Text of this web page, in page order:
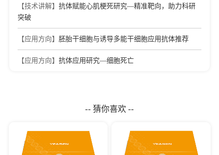
【技术讲解】 抗体赋能心肌梗死研究—精准靶向，助力科研
突破
【应用方向】 胚胎干细胞与诱导多能干细胞应用抗体推荐
【应用方向】 抗体应用研究—细胞死亡
-- 猜你喜欢 --